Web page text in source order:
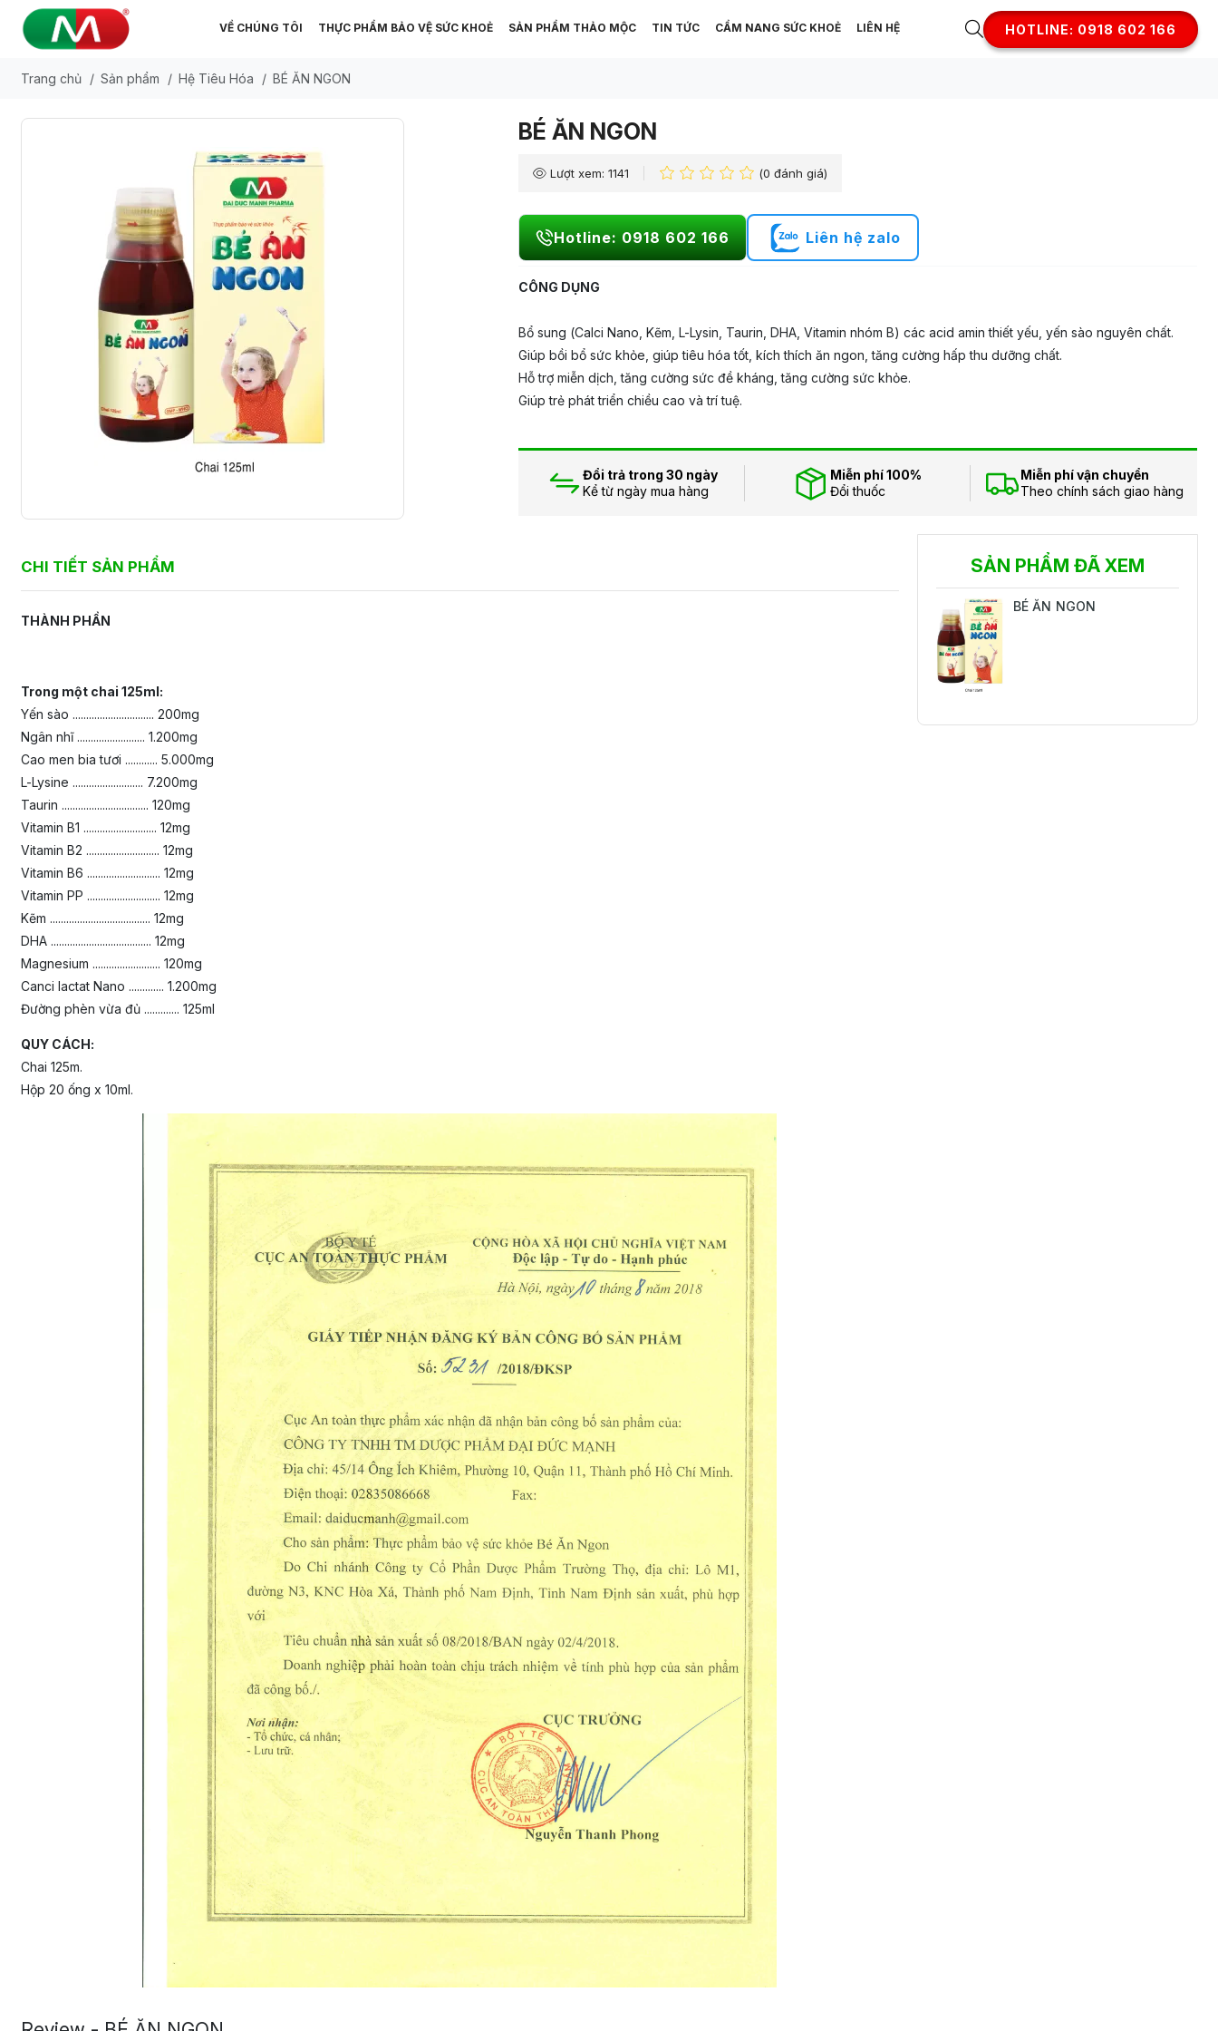
VỀ CHÚNG TÔI THỰC PHẨM BẢO VỆ SỨC KHOẺ SẢN PHẨM THẢO MỘC TIN TỨC CẨM NANG SỨC KHOẺ LIÊN HỆ HOTLINE: 0918 602 166
Trang chủ / Sản phẩm / Hệ Tiêu Hóa / BÉ ĂN NGON
BÉ ĂN NGON
Lượt xem: 1141 (0 đánh giá)
Hotline: 0918 602 166 Liên hệ zalo
CÔNG DỤNG
Bổ sung (Calci Nano, Kẽm, L-Lysin, Taurin, DHA, Vitamin nhóm B) các acid amin thiết yếu, yến sào nguyên chất.
Giúp bồi bổ sức khỏe, giúp tiêu hóa tốt, kích thích ăn ngon, tăng cường hấp thu dưỡng chất.
Hỗ trợ miễn dịch, tăng cường sức đề kháng, tăng cường sức khỏe.
Giúp trẻ phát triển chiều cao và trí tuệ.
Đổi trả trong 30 ngày
Kể từ ngày mua hàng
Miễn phí 100%
Đổi thuốc
Miễn phí vận chuyển
Theo chính sách giao hàng
CHI TIẾT SẢN PHẨM
THÀNH PHẦN
Trong một chai 125ml:
Yến sào .............................. 200mg
Ngân nhĩ ......................... 1.200mg
Cao men bia tươi ............ 5.000mg
L-Lysine .......................... 7.200mg
Taurin ................................ 120mg
Vitamin B1 ........................... 12mg
Vitamin B2 ........................... 12mg
Vitamin B6 ........................... 12mg
Vitamin PP ........................... 12mg
Kẽm ..................................... 12mg
DHA ..................................... 12mg
Magnesium ......................... 120mg
Canci lactat Nano ............. 1.200mg
Đường phèn vừa đủ ............. 125ml
QUY CÁCH:
Chai 125m.
Hộp 20 ống x 10ml.
SẢN PHẨM ĐÃ XEM
BÉ ĂN NGON